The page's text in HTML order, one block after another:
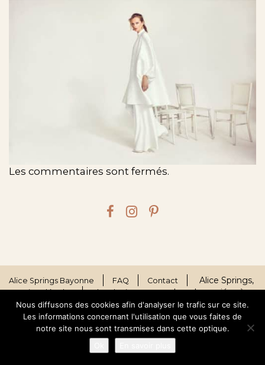
Les commentaires sont fermés.
Alice Springs Bayonne FAQ
Contact
Mentions légales
Plan du site
Alice Springs,
robes de mariées à
Bayonne © 2026
Nous diffusons des cookies afin d'analyser le trafic sur ce site.
Les informations concernant l'utilisation que vous faites de
notre site nous sont transmises dans cette optique.